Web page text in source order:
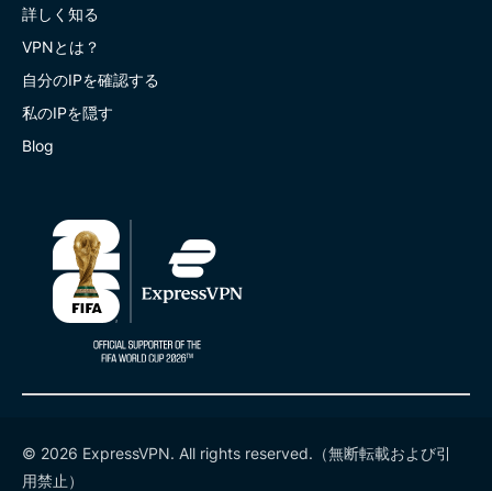
詳しく知る
VPNとは？
自分のIPを確認する
私のIPを隠す
Blog
© 2026 ExpressVPN. All rights reserved.（無断転載および引
用禁止）